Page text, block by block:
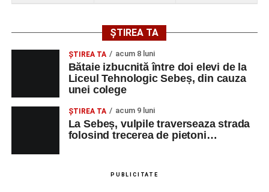
strada Dorobanți din Sebeș
Accident pe strada Dorobanți din Sebeș: fermeie
de 66 de ani rănită grav, după ce a fost lovită de o
motocicletă
4–6 septembrie 2026: Prima ediție a Transylvania
Fest, la Cetatea Greavilor din Gârbova
ȘTIREA TA
ŞTIREA TA acum 8 luni
Bătaie izbucnită între doi elevi de la
Liceul Tehnologic Sebeș, din cauza
unei colege
ŞTIREA TA acum 9 luni
La Sebeș, vulpile traverseaza strada
folosind trecerea de pietoni…
PUBLICITATE